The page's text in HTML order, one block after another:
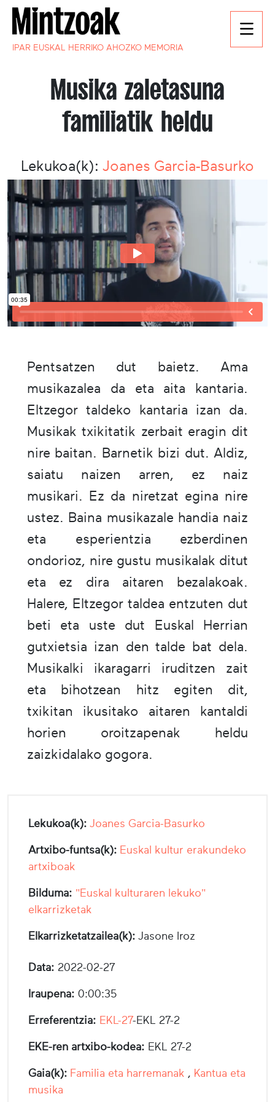
IPAR EUSKAL HERRIKO AHOZKO MEMORIA
Musika zaletasuna
familiatik heldu
Lekukoa(k): Joanes Garcia-Basurko
Pentsatzen dut baietz. Ama
musikazalea da eta aita kantaria.
Eltzegor taldeko kantaria izan da.
Musikak txikitatik zerbait eragin dit
nire baitan. Barnetik bizi dut. Aldiz,
saiatu naizen arren, ez naiz
musikari. Ez da niretzat egina nire
ustez. Baina musikazale handia naiz
eta esperientzia ezberdinen
ondorioz, nire gustu musikalak ditut
eta ez dira aitaren bezalakoak.
Halere, Eltzegor taldea entzuten dut
beti eta uste dut Euskal Herrian
gutxietsia izan den talde bat dela.
Musikalki ikaragarri iruditzen zait
eta bihotzean hitz egiten dit,
txikitan ikusitako aitaren kantaldi
horien oroitzapenak heldu
zaizkidalako gogora.
Lekukoa(k): Joanes Garcia-Basurko
Artxibo-funtsa(k): Euskal kultur erakundeko
artxiboak
Bilduma: "Euskal kulturaren lekuko"
elkarrizketak
Elkarrizketatzailea(k): Jasone Iroz
Data: 2022-02-27
Iraupena: 0:00:35
Erreferentzia: EKL-27-EKL 27-2
EKE-ren artxibo-kodea: EKL 27-2
Gaia(k): Familia eta harremanak , Kantua eta
musika